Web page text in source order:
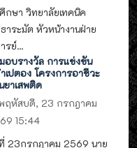
กษา วิทยาลัยเทคนิค
าระมัต หัวหน้างานฝ่าย
รย์...
อบรางวัล การแข่งขัน
เปตอง โครงการอาชีวะ
ยาเสพติด
ฤหัสบดี, 23 กรกฎาคม
15:44
23กรกฎาคม 2569 นาย